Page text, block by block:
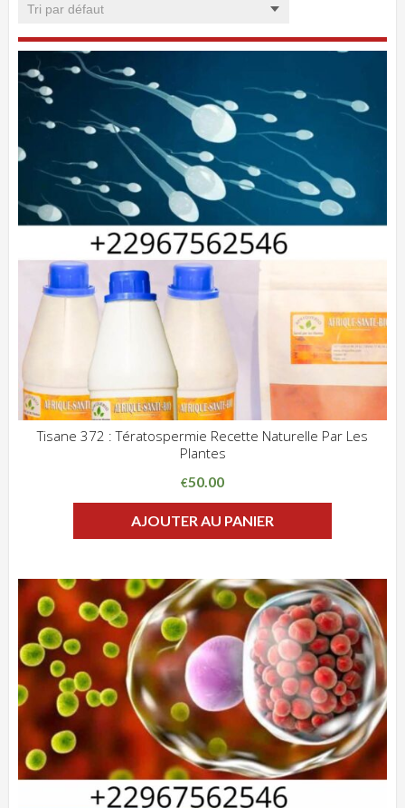
Tisane 372 : Tératospermie Recette Naturelle Par Les
Plantes
€50.00
AJOUTER AU PANIER